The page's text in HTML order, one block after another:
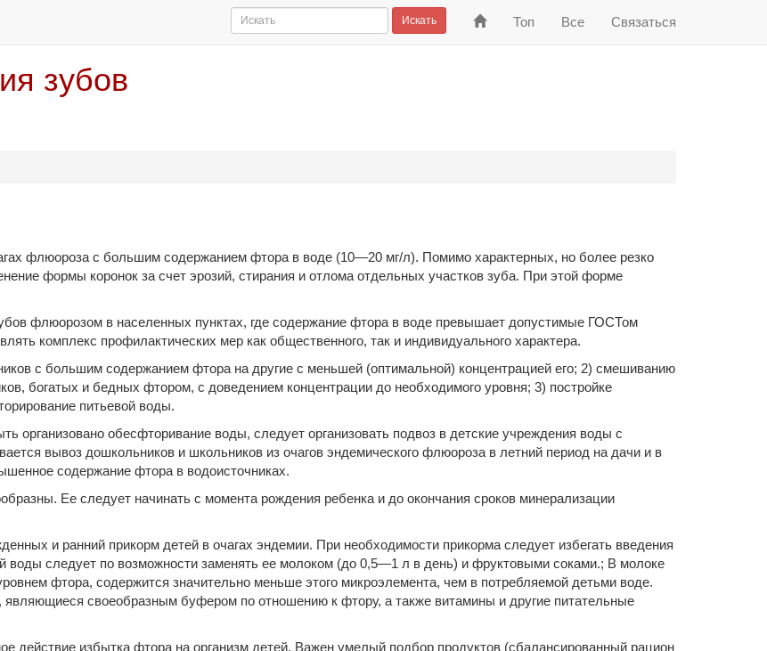
На
Топ Все Связаться
Искать
зубов
флюороза с большим содержанием фтора в воде (10—20 мг/л). Помимо характерных, но более резко
формы коронок за счет эрозий, стирания и отлома отдельных участков зуба. При этой форме
флюорозом в населенных пунктах, где содержание фтора в воде превышает допустимые ГОСТом
комплекс профилак­тических мер как общественного, так и индивидуального характера.
с большим содержанием фтора на другие с меньшей (оптимальной) концентрацией его; 2) смешиванию
бога­тых и бедных фтором, с доведением концентрации до необходимого уровня; 3) постройке
питьевой воды.
организовано обесфторивание воды, следует организовать подвоз в детские учреждения воды с
вывоз дошкольников и школьников из очагов эндемического флюороза в летний период на дачи и в
содержание фтора в водоисточниках.
Ее следует начинать с момента рождения ребенка и до окончания сроков минерализации
и ранний прикорм детей в очагах эндемии. При необходимости прикорма следует избегать введения
воды следует по возможности заменять ее молоком (до 0,5—1 л в день) и фруктовыми соками.; В молоке
фтора, содер­жится значительно меньше этого микроэлемента, чем в потребляемой детьми воде.
своеобразным буфером по отношению к фтору, а также витамины и другие питательные
действие избытка фтора на организм детей. Важен умелый подбор продуктов (сбалансированный рацион